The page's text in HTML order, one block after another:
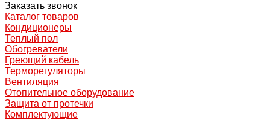
Заказать звонок
Каталог товаров
Кондиционеры
Теплый пол
Обогреватели
Греющий кабель
Терморегуляторы
Вентиляция
Отопительное оборудование
Защита от протечки
Комплектующие